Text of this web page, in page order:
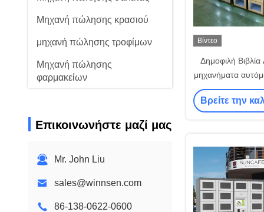
Μηχανή πώλησης κρασιού
μηχανή πώλησης τροφίμων
Μηχανή πώλησης
φαρμακείων
Επικοινωνήστε μαζί μας
Mr. John Liu
sales@winnsen.com
86-138-0622-0600
Βίντεο
Δημοφιλή Βιβλία
μηχανήματα
που
μηχάνημα
Βρείτε την